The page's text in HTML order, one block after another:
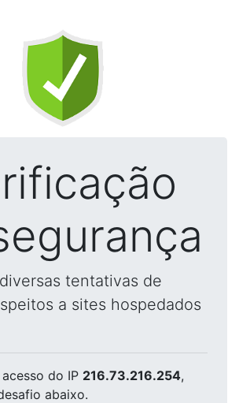
tentativas de
a sites hospedados
do IP 216.73.216.254,
abaixo.